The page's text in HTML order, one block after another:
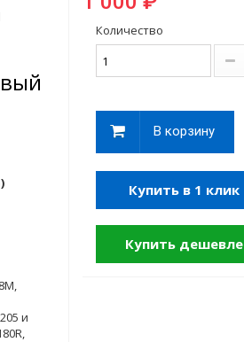
и
Количество
В корзину
Купить в 1 клик
Купить дешевле